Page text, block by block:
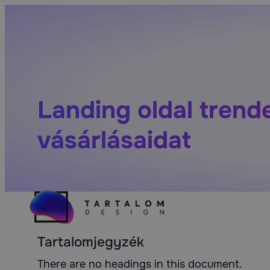
Landing oldal
vásárlásaidat
Tartalomjegyzék
There are no headings in this document.